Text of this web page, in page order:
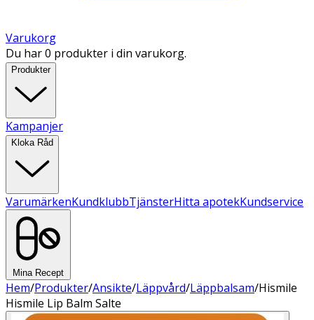
Varukorg
Du har 0 produkter i din varukorg.
Produkter
Kampanjer
Kloka Råd
VarumärkenKundklubbTjänsterHitta apotekKundservice
Mina Recept
Hem/Produkter/Ansikte/Läppvård/Läppbalsam/Hismile
Hismile Lip Balm Salte